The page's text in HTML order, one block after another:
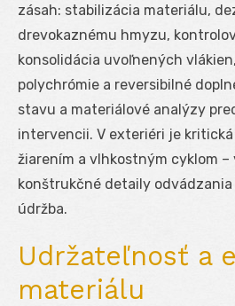
zásah: stabilizácia materiálu,
drevokaznému hmyzu,
konsolidácia uvoľnených
polychrómie a reversibilné
stavu a materiálové analýzy
intervencii. V exteriéri je kritická
žiarením a vlhkostným cyklom –
konštrukčné detaily
údržba.
Udržateľnosť a
materiálu